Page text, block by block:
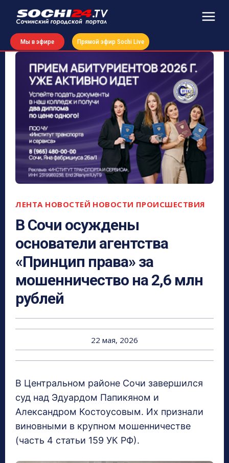
Мы в эфире Прямой эфир Sochi Live
ЛЕНТА НОВОСТЕЙ НОВОСТИ ПРОИСШЕСТВИЯ
В Сочи осуждены
основатели агентства
«Принцип права» за
мошенничество на 2,6 млн
рублей
22 мая, 2026
В Центральном районе Сочи завершился
суд над Эдуардом Папикяном и
Александром Костоусовым. Их признали
виновными в крупном мошенничестве
(часть 4 статьи 159 УК РФ).